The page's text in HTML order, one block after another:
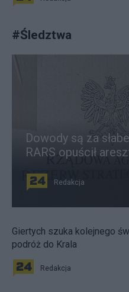
#Śledztwa
Dowody są za
RARS opuścił
Redakcja
Giertych szuka kolejnego
podróż do Krala
Redakcja